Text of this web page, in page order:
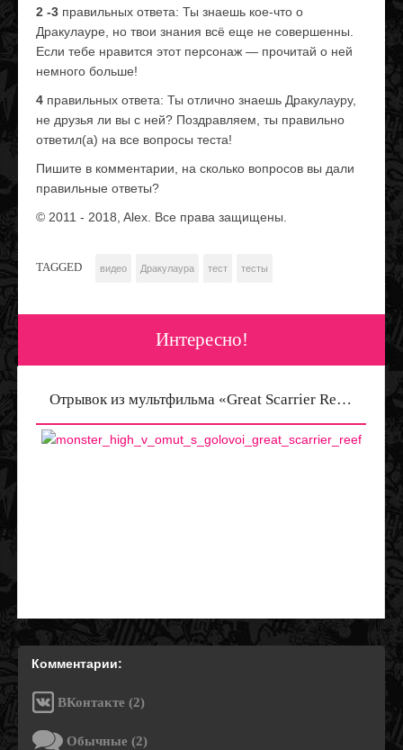
2 -3 правильных ответа: Ты знаешь кое-что о
Дракулауре, но твои знания всё еще не совершенны.
Если тебе нравится этот персонаж — прочитай о ней
немного больше!
4 правильных ответа: Ты отлично знаешь Дракулауру,
не друзья ли вы с ней? Поздравляем, ты правильно
ответил(а) на все вопросы теста!
Пишите в комментарии, на сколько вопросов вы дали
правильные ответы?
© 2011 ‐ 2018, Alex. Все права защищены.
TAGGED видео Дракулаура тест тесты
Интересно!
Промо-фото плейсета Mega Bloks Physical Deaducation с Френки Штейн
Отрывок из мультфильма «Great Scarrier Reef/Большой Кошмарный Риф» — В омут с головой!
Комментарии:
ВКонтакте (2)
Обычные (2)